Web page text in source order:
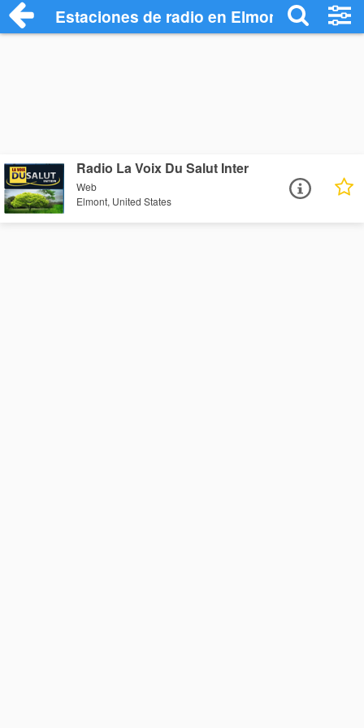
Estaciones de radio en Elmont -
Radio La Voix Du Salut Inter
Web
Elmont, United States